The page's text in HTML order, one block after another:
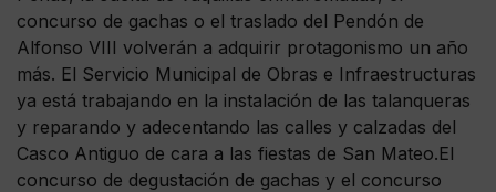
concurso de gachas o el traslado del Pendón de
Alfonso VIII volverán a adquirir protagonismo un año
más. El Servicio Municipal de Obras e Infraestructuras
ya está trabajando en la instalación de las talanqueras
y reparando y adecentando las calles y calzadas del
Casco Antiguo de cara a las fiestas de San Mateo.El
concurso de degustación de gachas y el concurso